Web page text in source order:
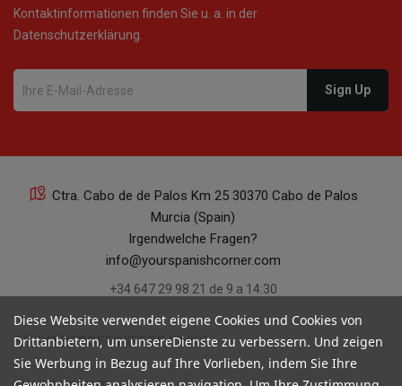
Kontaktinformationen finden Sie u. a. in der
Datenschutzerklärung.
Ctra. Cabo de de Palos Km 25 30370 Cabo de Palos
Murcia (Spain)
Irgendwelche Fragen?
info@yourspanishcorner.com
+34 647 29 98 21 de 9 a 14:30
BENUTZERDEFINIERTE LINKS keyboard_arrow_down
Diese Website verwendet eigene Cookies und Cookies von
Drittanbietern, um unsereDienste zu verbessern. Und zeigen
Sie Werbung in Bezug auf Ihre Vorlieben, indem Sie Ihre